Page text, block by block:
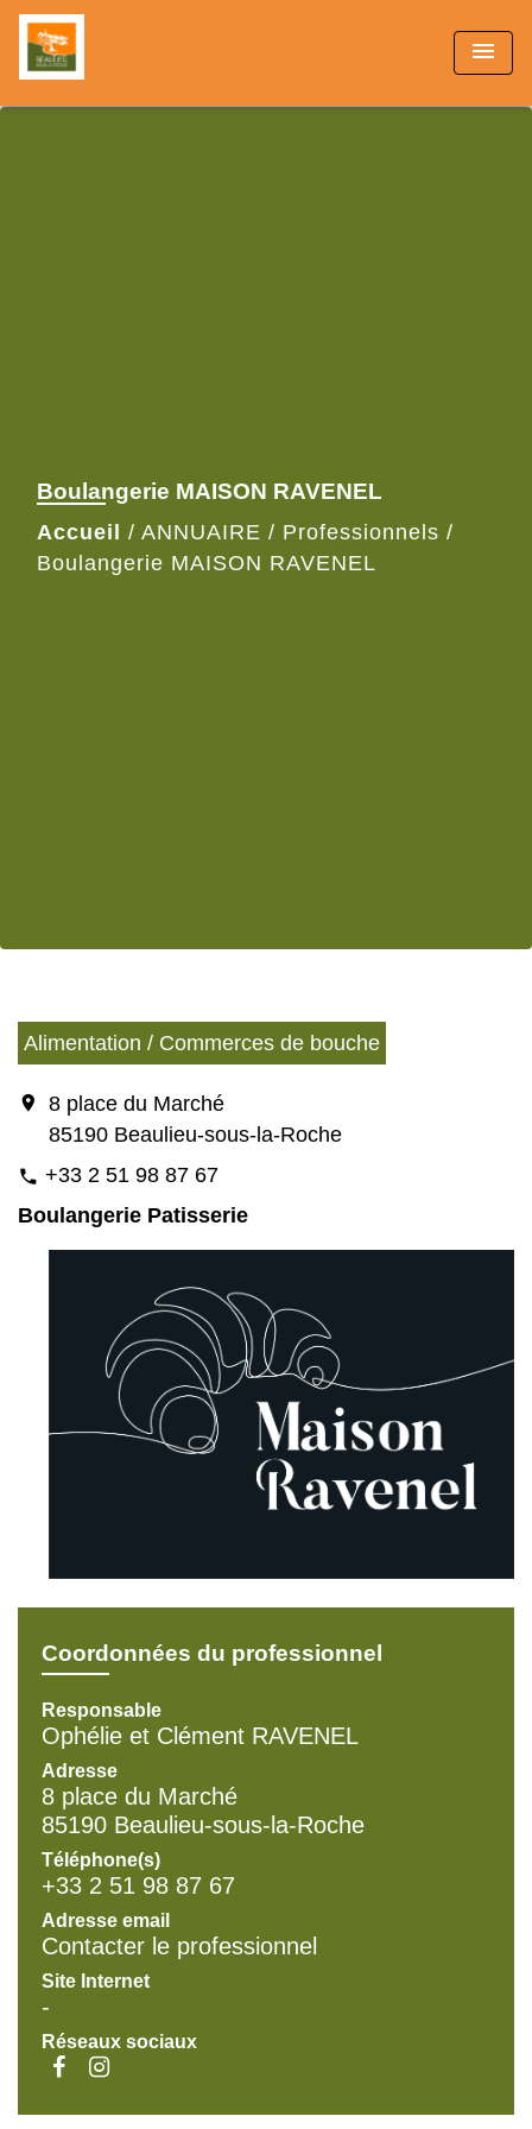
menu
Boulangerie MAISON RAVENEL
Accueil / ANNUAIRE / Professionnels /
Boulangerie MAISON RAVENEL
Alimentation / Commerces de bouche
location_on
8 place du Marché
85190 Beaulieu-sous-la-Roche
phone +33 2 51 98 87 67
Boulangerie Patisserie
Coordonnées du professionnel
Responsable
Ophélie et Clément RAVENEL
Adresse
8 place du Marché
85190 Beaulieu-sous-la-Roche
Téléphone(s)
+33 2 51 98 87 67
Adresse email
Contacter le professionnel
Site Internet
-
Réseaux sociaux